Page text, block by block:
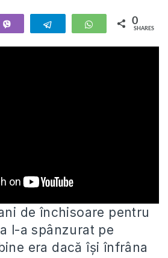
Telegram WhatsApp
0
SHARES
de închisoare pentru
l-a spânzurat pe
era dacă își înfrâna